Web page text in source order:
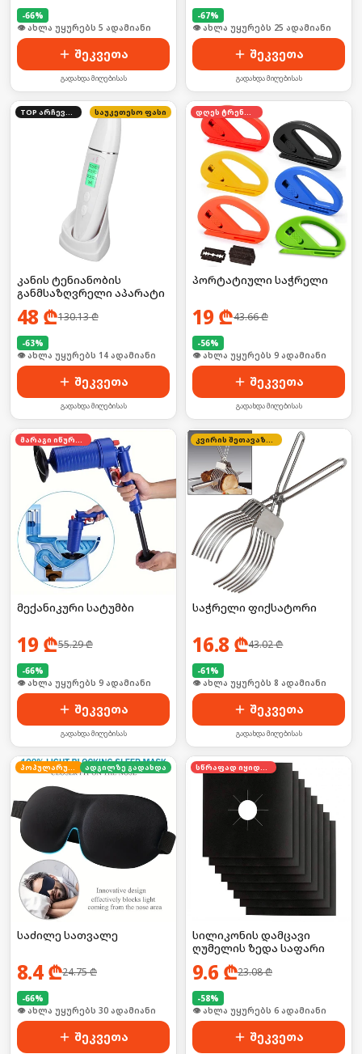
-66%
🛒 ბოლო 24სთ-ში იყიდა 11-მა
შეკვეთა
გადახდა მიღებისას
-67%
🛒 ბოლო 24სთ-ში იყიდა 39-მა
შეკვეთა
გადახდა მიღებისას
საუკეთესო ფასი
კანის ტენიანობის
განმსაზღვრელი აპარატი
48 ₾130.13₾
-63%
🛒 ბოლო 24სთ-ში იყიდა 18-მა
შეკვეთა
გადახდა მიღებისას
პორტატიული საჭრელი
19 ₾43.66₾
-56%
🛒 ბოლო 24სთ-ში იყიდა 14-მა
შეკვეთა
გადახდა მიღებისას
მექანიკური სატუმბი
19 ₾55.29₾
-66%
🛒 ბოლო 24სთ-ში იყიდა 10-მა
შეკვეთა
გადახდა მიღებისას
საჭრელი ფიქსატორი
16.8 ₾43.02₾
-61%
🛒 ბოლო 24სთ-ში იყიდა 12-მა
შეკვეთა
გადახდა მიღებისას
ადგილზე გადახდა
საძილე სათვალე
8.4₾24.75₾
-66%
🛒 ბოლო 24სთ-ში იყიდა 46-მა
შეკვეთა
სილიკონის დამცავი
ღუმელის ზედა საფარი
9.6 ₾23.08₾
-58%
🛒 ბოლო 24სთ-ში იყიდა 53-მა
შეკვეთა